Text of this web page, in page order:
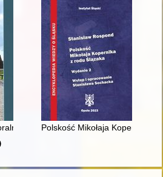
synów szlacheckich w XVI-
Polskość Mikołaja Kopernika z